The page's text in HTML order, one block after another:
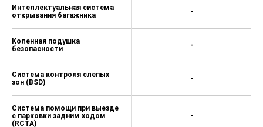
Интеллектуальная система
открывания багажника
Коленная подушка
безопасности
Система контроля слепых
зон (BSD)
Система помощи при выезде
с парковки задним ходом
(RCTA)
-
-
-
-